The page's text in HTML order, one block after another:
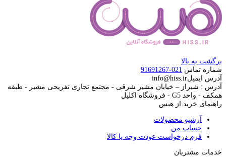
برگشت به بالا
شماره تماس 021-91691267
آدرس ایمیلinfo@hiss.ir
آدرس : شیراز – خیابان مشیر شرقی - مجتمع تجاری تفریحی مشیر - طبقه
همکف - واحد G5 - فروشگاه اکلیل
راهنمای خرید از هیس
آرشیو محصولات
حساب من
فرم درخواست عودت وجه یا کالا
خدمات مشتریان